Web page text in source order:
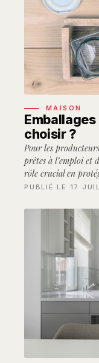
MAISON
choisir ?
Pour les
prêtes à l’emploi et
rôle crucial en
PUBLIÉ LE 17